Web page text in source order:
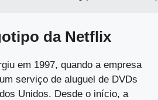
da Netflix
em 1997, quando a empresa
serviço de aluguel de DVDs
Unidos. Desde o início, a